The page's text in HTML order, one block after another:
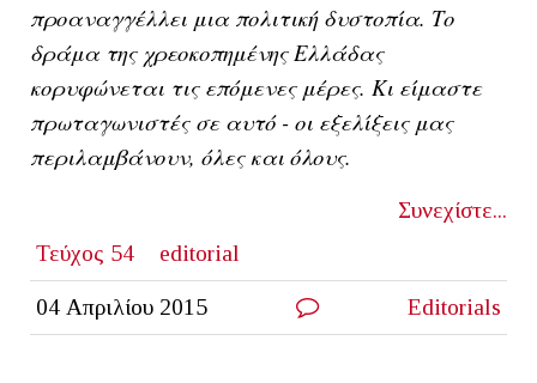
προαναγγέλλει μια πολιτική δυστοπία. Το
δράμα της χρεοκοπημένης Ελλάδας
κορυφώνεται τις επόμενες μέρες. Κι είμαστε
πρωταγωνιστές σε αυτό - οι εξελίξεις μας
περιλαμβάνουν, όλες και όλους.
Συνεχίστε...
Τεύχος 54
editorial
04 Απριλίου 2015 Editorials